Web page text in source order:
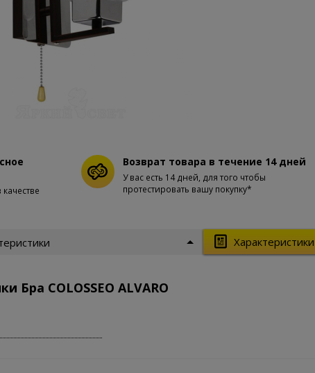
Возврат товара в течение 14 дней
У вас есть 14 дней, для того чтобы
протестировать вашу покупку*
Характеристики
Бра COLOSSEO ALVARO